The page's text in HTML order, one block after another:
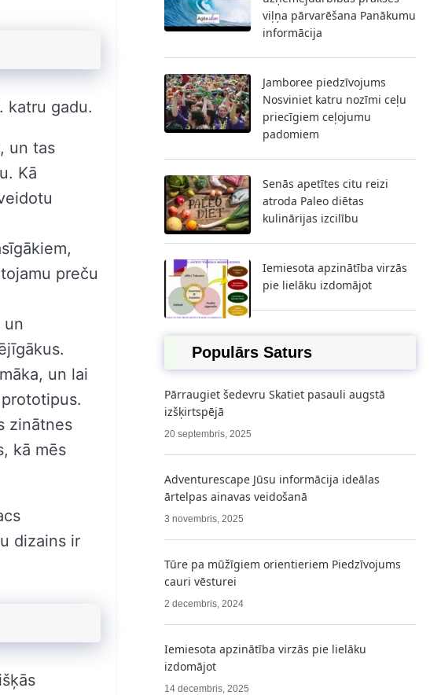
katru gadu.
un tas
Kā
preču
un
un lai
zinātnes
kā mēs
dizains ir
viļņa pārvarēšana Panākumu
informācija
Jamboree piedzīvojums
Nosviniet katru nozīmi ceļu
priecīgiem ceļojumu
padomiem
Senās apetītes citu reizi
atroda Paleo diētas
kulinārijas izcilību
Iemiesota apzinātība virzās
pie lielāku izdomājot
Populārs Saturs
Pārraugiet šedevru Skatiet pasauli augstā
izšķirtspējā
20 septembris, 2025
Adventurescape Jūsu informācija ideālas
ārtelpas ainavas veidošanā
3 novembris, 2025
Tūre pa mūžīgiem orientieriem Piedzīvojums
cauri vēsturei
2 decembris, 2024
Iemiesota apzinātība virzās pie lielāku
izdomājot
14 decembris, 2025